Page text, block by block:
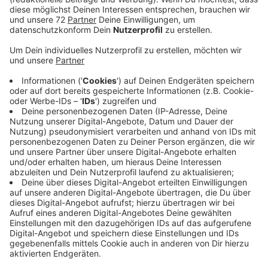
Alles kommt wieder
Diese eierförmigen Spielzeuge kennen wir ja eigentlich
alle, weil die gibts ja auch wieder. So wie eigentlich
alles aus dieser Zeit.
Anzeige